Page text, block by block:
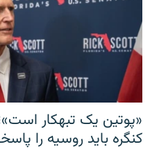
«پوتین یک تبهکار
کنگره باید روسیه را